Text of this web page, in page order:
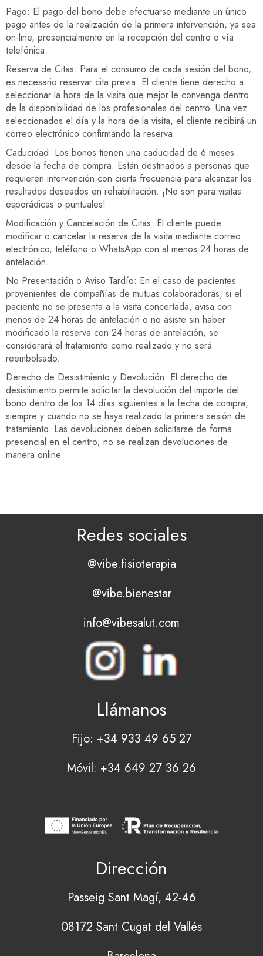
Pago: El pago del bono debe efectuarse mediante un único
pago antes de la realización de la primera intervención, ya sea
on-line, presencialmente en la recepción del centro o vía
telefónica.
Reserva de Citas: Para el consumo de cada sesión del bono,
es necesario reservar cita previa. El cliente tiene derecho a
seleccionar la hora de la visita que mejor le convenga dentro
de la disponibilidad de los profesionales del centro. Una vez
seleccionados el día y la hora de la visita, el cliente recibirá un
correo electrónico confirmando la reserva.
Caducidad: Los bonos tienen una caducidad de 6 meses
desde la fecha de compra. Están destinados a personas que
requieren intervención con cierta frecuencia para alcanzar los
resultados deseados en rehabilitación. ¡No son para visitas
esporádicas o puntuales!
Modificación y Cancelación de Citas: El cliente puede
modificar o cancelar la reserva de la visita mediante correo
electrónico, teléfono o WhatsApp con al menos 24 horas de
antelación.
No Presentación o Aviso Tardío: En el caso de pacientes
provenientes de compañías de mutuas colaboradoras, si el
paciente no se presenta a la visita concertada, avisa con
menos de 24 horas de antelación o no asiste sin haber
modificado la reserva con 24 horas de antelación, se
considerará el tratamiento como realizado y no será
reembolsado.
Derecho de Desistimiento y Devolución: El derecho de
desistimiento permite solicitar la devolución del importe del
bono dentro de los 14 días siguientes a la fecha de compra,
siempre y cuando no se haya realizado la primera sesión de
tratamiento. Las devoluciones deben solicitarse de forma
presencial en el centro; no se realizan devoluciones de
manera online.
Redes sociales
@vibe.fisioterapia
@vibe.bienestar
info@vibesalut.com
Llámanos
Fijo: +34 933 49 65 27
Móvil: +34 649 27 36 26
Dirección
Passeig Sant Magí, 42-46
08172 Sant Cugat del Vallés